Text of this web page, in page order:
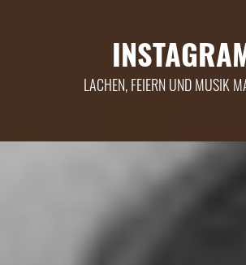
LACHEN, FEIERN UND MUSIK